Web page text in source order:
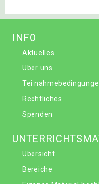
INFO
Aktuelles
Über uns
Rechtliches
Spenden
Übersicht
Bereiche